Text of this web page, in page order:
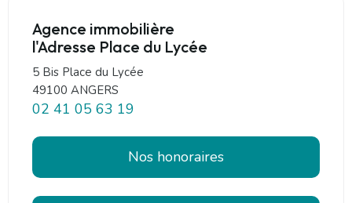
Agence immobilière
l'Adresse Place du Lycée
5 Bis Place du Lycée
49100 ANGERS
02 41 05 63 19
Nos honoraires